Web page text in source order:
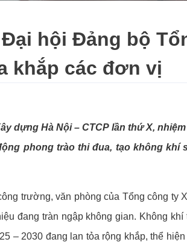
hội Đảng bộ
khắp các đơn vị
dựng Hà Nội – CTCP lần thứ X,
phong trào thi đua, tạo không khí
trường, văn phòng của Tổng công ty
đang tràn ngập không gian. Không
– 2030 đang lan tỏa rộng khắp, thể